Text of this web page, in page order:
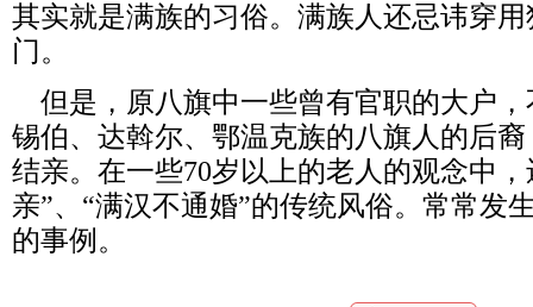
其实就是满族的习俗。满族人还忌讳穿
门。
但是，原八旗中一些曾有官职的大户
锡伯、达斡尔、鄂温克族的八旗人的后
结亲。在一些70岁以上的老人的观念中
亲”、“满汉不通婚”的传统风俗。常常发
的事例。